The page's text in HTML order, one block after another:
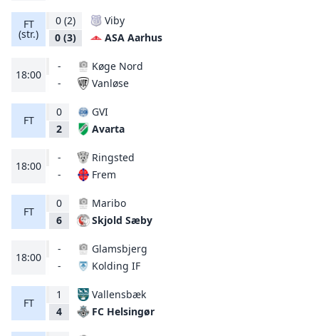
FT
(str.)
0 (2)
0 (3)
Viby
ASA Aarhus
18:00
-
-
Køge Nord
Vanløse
FT
0
2
GVI
Avarta
18:00
-
-
Ringsted
Frem
FT
0
6
Maribo
Skjold Sæby
18:00
-
-
Glamsbjerg
Kolding IF
FT
1
4
Vallensbæk
FC Helsingør